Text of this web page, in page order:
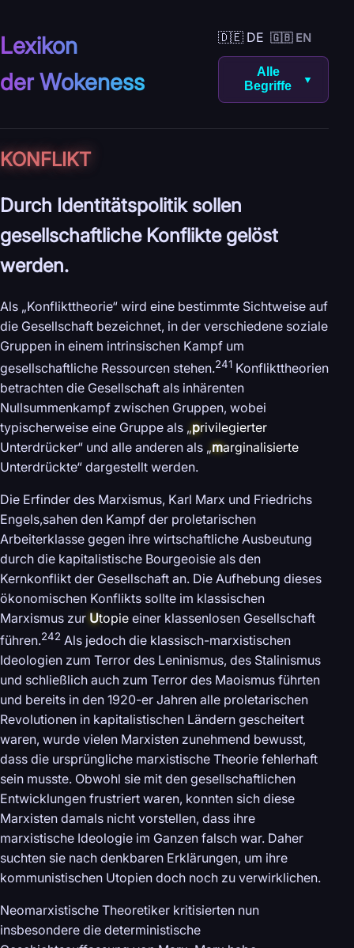
Lexikon
der Wokeness
🇩🇪 DE 🇬🇧 EN
Alle
Begriffe
▼
KONFLIKT
Durch Identitätspolitik sollen
gesellschaftliche Konflikte gelöst
werden.
Als „Konflikttheorie“ wird eine bestimmte Sichtweise auf
die Gesellschaft bezeichnet, in der verschiedene soziale
Gruppen in einem intrinsischen Kampf um
gesellschaftliche Ressourcen stehen.241 Konflikttheorien
betrachten die Gesellschaft als inhärenten
Nullsummenkampf zwischen Gruppen, wobei
typischerweise eine Gruppe als „privilegierter
Unterdrücker“ und alle anderen als „marginalisierte
Unterdrückte“ dargestellt werden.
Die Erfinder des Marxismus, Karl Marx und Friedrichs
Engels,sahen den Kampf der proletarischen
Arbeiterklasse gegen ihre wirtschaftliche Ausbeutung
durch die kapitalistische Bourgeoisie als den
Kernkonflikt der Gesellschaft an. Die Aufhebung dieses
ökonomischen Konflikts sollte im klassischen
Marxismus zur Utopie einer klassenlosen Gesellschaft
führen.242 Als jedoch die klassisch-marxistischen
Ideologien zum Terror des Leninismus, des Stalinismus
und schließlich auch zum Terror des Maoismus führten
und bereits in den 1920-er Jahren alle proletarischen
Revolutionen in kapitalistischen Ländern gescheitert
waren, wurde vielen Marxisten zunehmend bewusst,
dass die ursprüngliche marxistische Theorie fehlerhaft
sein musste. Obwohl sie mit den gesellschaftlichen
Entwicklungen frustriert waren, konnten sich diese
Marxisten damals nicht vorstellen, dass ihre
marxistische Ideologie im Ganzen falsch war. Daher
suchten sie nach denkbaren Erklärungen, um ihre
kommunistischen Utopien doch noch zu verwirklichen.
Neomarxistische Theoretiker kritisierten nun
insbesondere die deterministische